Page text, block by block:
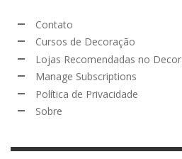
Contato
Cursos de Decoração
Lojas Recomendadas no
Manage Subscriptions
Política de Privacidade
Sobre